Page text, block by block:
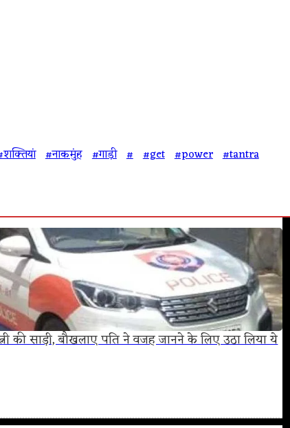
#नाकमुंह #गाड़ी # #get #power #tantra
की साड़ी, बौखलाए पति ने वजह जानने के लिए उठा लिया ये